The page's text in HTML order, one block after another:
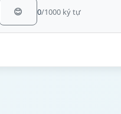
😊 0/1000 ký tự